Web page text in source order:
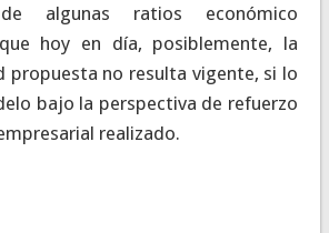
de algunas ratios económico
hoy en día, posiblemente, la
propuesta no resulta vigente, si lo
bajo la perspectiva de refuerzo
realizado.